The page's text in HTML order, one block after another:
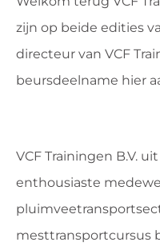
zijn op beide edities
directeur van VCF
beursdeelname hier
VCF Trainingen B.V.
enthousiaste
mesttransportcursus